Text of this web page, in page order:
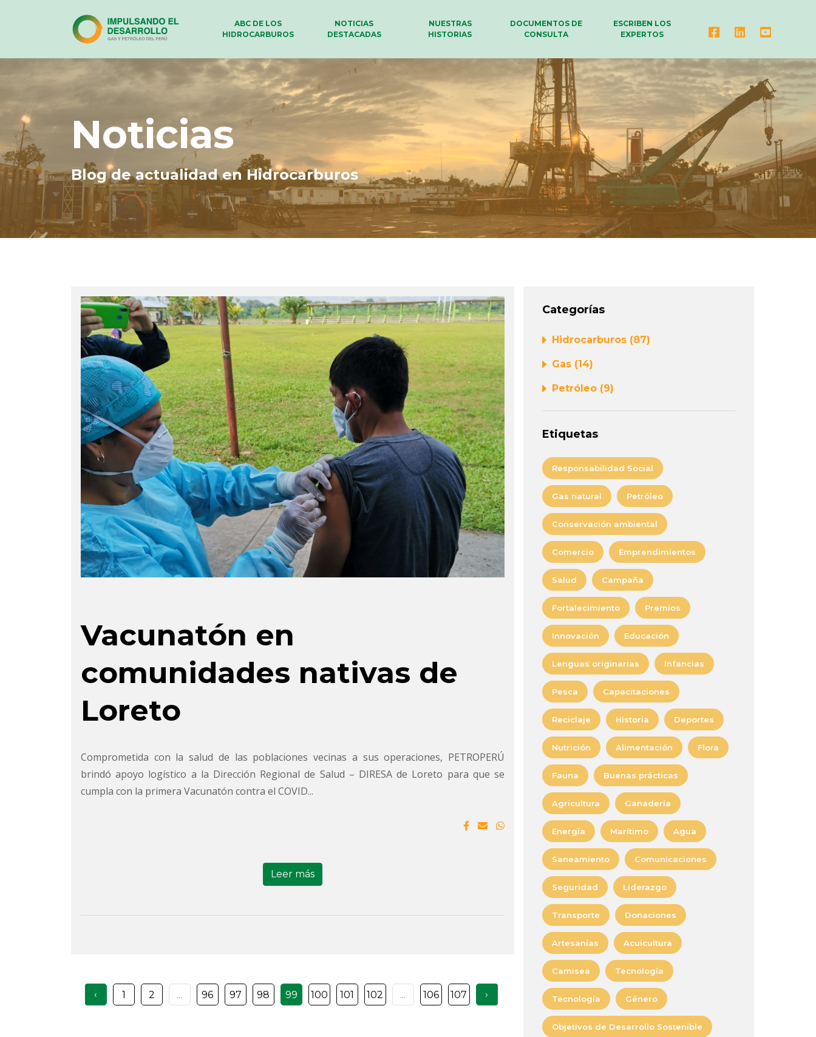
ABC DE LOS
HIDROCARBUROS
NOTICIAS
DESTACADAS
NUESTRAS
HISTORIAS
DOCUMENTOS DE
CONSULTA
ESCRIBEN LOS
EXPERTOS
Noticias
Blog de actualidad en Hidrocarburos
Vacunatón en
comunidades nativas de
Loreto
Comprometida con la salud de las poblaciones vecinas a sus operaciones, PETROPERÚ
brindó apoyo logístico a la Dirección Regional de Salud – DIRESA de Loreto para que se
cumpla con la primera Vacunatón contra el COVID...
Leer más
‹ 1 2 ... 96 97 98 99 100 101 102 ... 106 107 ›
Categorías
Hidrocarburos (87)
Gas (14)
Petróleo (9)
Etiquetas
Responsabilidad Social
Gas natural Petróleo
Conservación ambiental
Comercio Emprendimientos
Salud Campaña
Fortalecimiento Premios
Innovación Educación
Lenguas originarias Infancias
Pesca Capacitaciones
Reciclaje Historia Deportes
Nutrición Alimentación Flora
Fauna Buenas prácticas
Agricultura Ganadería
Energía Marítimo Agua
Saneamiento Comunicaciones
Seguridad Liderazgo
Transporte Donaciones
Artesanías Acuicultura
Camisea Tecnología
Tecnología Género
Objetivos de Desarrollo Sostenible